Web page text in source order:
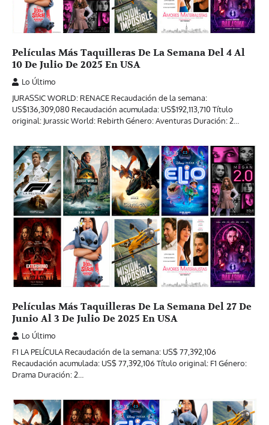
Películas Más Taquilleras De La Semana Del 4 Al
10 De Julio De 2025 En USA
Lo Último
JURASSIC WORLD: RENACE Recaudación de la semana:
US$136,309,080 Recaudación acumulada: US$192,113,710 Título
original: Jurassic World: Rebirth Género: Aventuras Duración: 2…
Películas Más Taquilleras De La Semana Del 27 De
Junio Al 3 De Julio De 2025 En USA
Lo Último
F1 LA PELÍCULA Recaudación de la semana: US$ 77,392,106
Recaudación acumulada: US$ 77,392,106 Título original: F1 Género:
Drama Duración: 2…